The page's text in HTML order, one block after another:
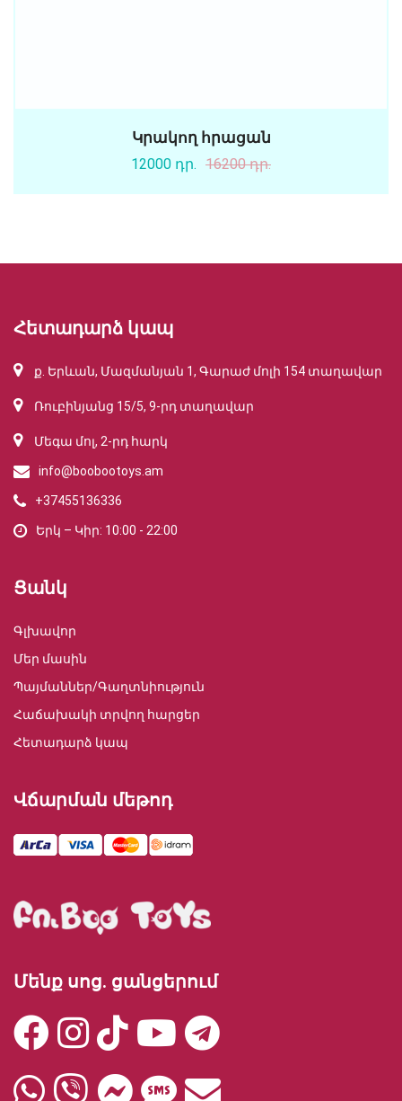
Կրակող հրացան
12000 դր. 16200 դր.
Հետադարձ կապ
ք. Երևան, Մազմանյան 1, Գարաժ մոլի 154 տաղավար
Ռուբինյանց 15/5, 9-րդ տաղավար
Մեգա մոլ, 2-րդ հարկ
info@boobootoys.am
+37455136336
Երկ – Կիր: 10:00 - 22:00
Ցանկ
Գլխավոր
Մեր մասին
Պայմաններ/Գաղտնիություն
Հաճախակի տրվող հարցեր
Հետադարձ կապ
Վճարման մեթոդ
Մենք սոց. ցանցերում